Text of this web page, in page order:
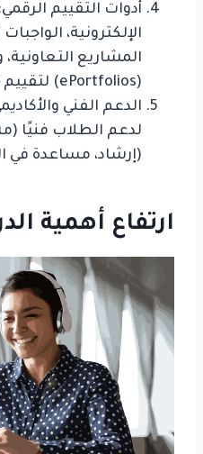
أدوات التقييم
الإلكترونية،
المشاريع
(ePortfolios) لتقييم فهم الطلاب وتقدمهم.
الدعم الفني
لدعم الطلاب فنيًا
(إرشاد، مساعدة في
ارتفاع أهمية